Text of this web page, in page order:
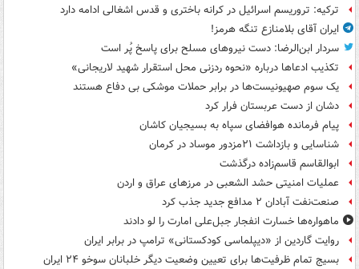
ترکیه: تروریسم اسرائیل در کرانه باختری و قدس اشغالی ادامه دارد
ایران آقای بلامنازع تنگه هرمز!
سردار ابن‌الرضا: دست نیروهای مسلح برای پاسخ پُر است
تکذیب ادعاها درباره «نحوه ردزنی محل استقرار شهید لاریجانی»
یک‌ سوم صهیونیست‌ها در برابر حملات موشکی بی دفاع هستند
دشان از دست عربستان فرار کرد
پیام فرمانده هوافضای سپاه به بسیجیان کاشان
شناسایی و بازداشت ۲۱مزدور موساد در کرمان
ابوالقاسم قاسم‌زاده درگذشت
عملیات امنیتی حشد الشعبی در مرزهای عراق و اردن
صنعت‌نفت آبادان ۲ مدافع جدید جذب کرد
ماهواره‌ها خسارت انفجار جبل‌علی امارت را لو دادند
روایت گاردین از «دیپلماسی کودکستانی» ترامپ در برابر ایران
بسیج تمام ظرفیت‌ها برای تعیین وضعیت دیگر خلبانان سوخو ۲۴ ایران